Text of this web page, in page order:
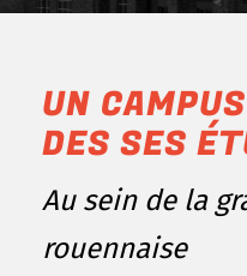
UN
DES SES
Au sein de la
rouennaise